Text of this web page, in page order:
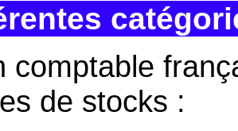
comptable
de stocks :